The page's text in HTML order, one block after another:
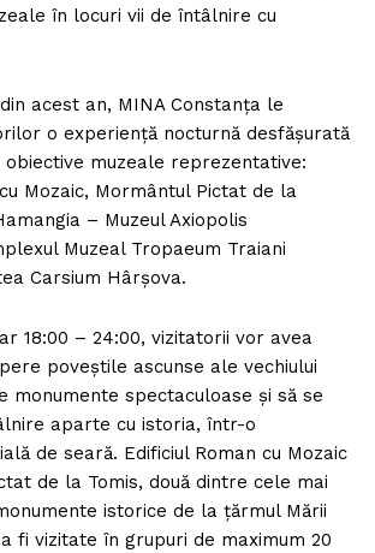
în locuri vii de întâlnire cu
acest an, MINA Constanţa le
o experienţă nocturnă desfăşurată
obiective muzeale reprezentative:
Mozaic, Mormântul Pictat de la
– Muzeul Axiopolis
Muzeal Tropaeum Traiani
Carsium Hârşova.
18:00 – 24:00, vizitatorii vor avea
poveştile ascunse ale vechiului
monumente spectaculoase şi să se
aparte cu istoria, într-o
de seară. Edificiul Roman cu Mozaic
de la Tomis, două dintre cele mai
istorice de la ţărmul Mării
fi vizitate în grupuri de maximum 20